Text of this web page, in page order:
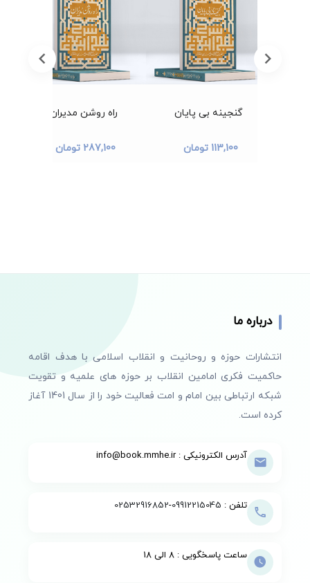
گنجینه بی پایان
113,100 تومان
راه روشن مدیران
287,100 تومان
درباره ما
انتشارات حوزه و روحانیت و انقلاب اسلامی با هدف اقامه
حاکمیت فکری امامین انقلاب بر حوزه های علمیه و تقویت
شبکه ارتباطی بین امام و امت فعالیت خود را از سال 1401 آغاز
کرده است.
آدرس الکترونیکی : info@book.mmhe.ir
تلفن : 09912215045
-
02532916852
ساعت پاسخگویی : 8 الی 18